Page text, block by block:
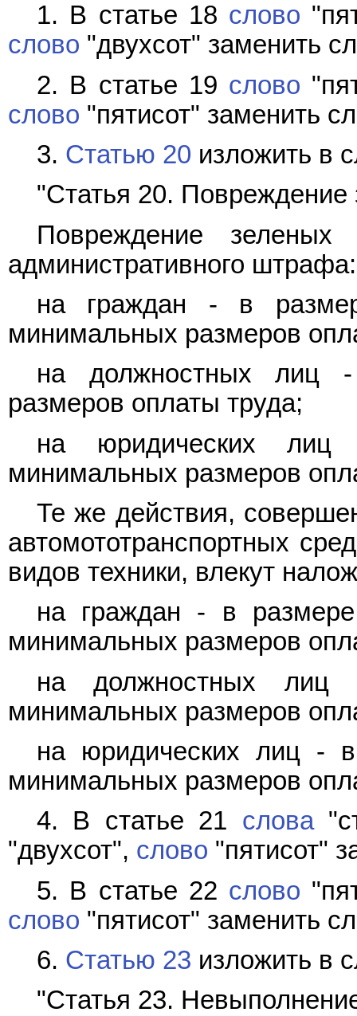
1. В статье 18 слово
слово "двухсот" заменить
2. В статье 19 слово
слово "пятисот" заменить
3. Статью 20 изложить в
"Статья 20.
Повреждение зеленых
административного штрафа:
на граждан - в
минимальных размеров
на должностных лиц
размеров оплаты труда;
на юридических
минимальных размеров
Те же действия,
автомототранспортных
видов техники, влекут
на граждан - в
минимальных размеров
на должностных лиц
минимальных размеров
на юридических лиц -
минимальных размеров
4. В статье 21 слова
"двухсот", слово "пятисот"
5. В статье 22 слово
слово "пятисот" заменить
6. Статью 23 изложить в
"Статья 23.